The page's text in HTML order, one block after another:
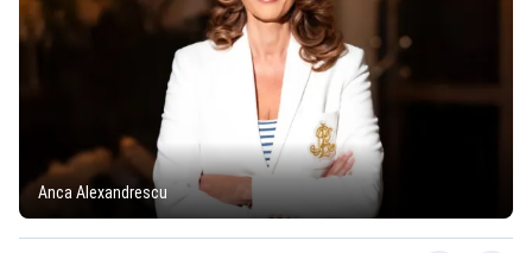
Anca Alexandrescu